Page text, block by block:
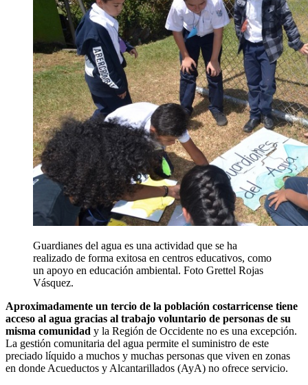
Guardianes del agua es una actividad que se ha
realizado de forma exitosa en centros educativos, como
un apoyo en educación ambiental. Foto Grettel Rojas
Vásquez.
Aproximadamente un tercio de la población costarricense tiene
acceso al agua gracias al trabajo voluntario de personas de su
misma comunidad y la Región de Occidente no es una excepción.
La gestión comunitaria del agua permite el suministro de este
preciado líquido a muchos y muchas personas que viven en zonas
en donde Acueductos y Alcantarillados (AyA) no ofrece servicio.